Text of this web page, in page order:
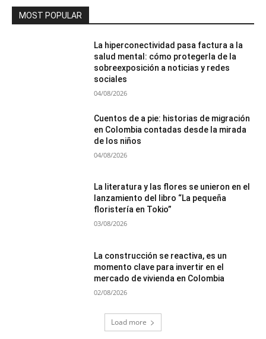
MOST POPULAR
La hiperconectividad pasa factura a la
salud mental: cómo protegerla de la
sobreexposición a noticias y redes
sociales
04/08/2026
Cuentos de a pie: historias de migración
en Colombia contadas desde la mirada
de los niños
04/08/2026
La literatura y las flores se unieron en el
lanzamiento del libro “La pequeña
floristería en Tokio”
03/08/2026
La construcción se reactiva, es un
momento clave para invertir en el
mercado de vivienda en Colombia
02/08/2026
Load more